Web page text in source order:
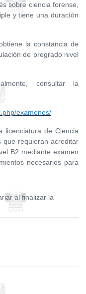
sobre ciencia forense,
y tiene una duracíón
la constancia de
de pregrado nivel
consultar la
examenes/
licenciatura de Ciencia
que requieran acreditar
B2 mediante examen
necesarios para
al finalizar la